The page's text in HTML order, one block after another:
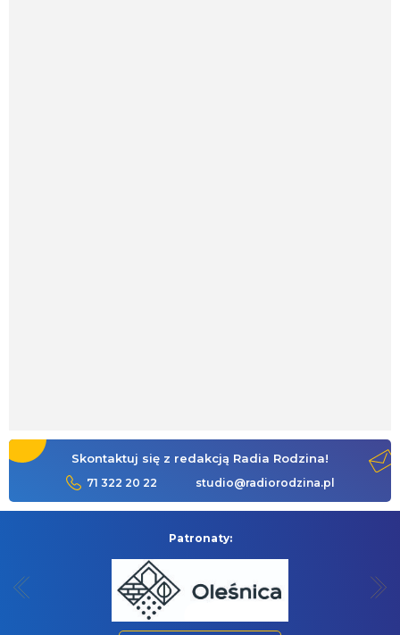
Skontaktuj się z redakcją Radia Rodzina!
71 322 20 22 studio@radiorodzina.pl
Patronaty: